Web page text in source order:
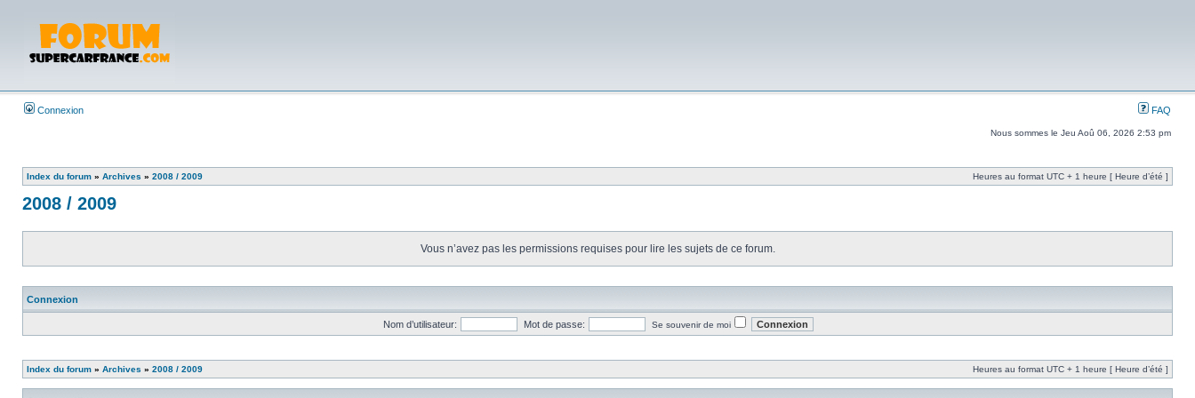
Connexion FAQ
Nous sommes le Jeu Aoû 06, 2026 2:53 pm
Index du forum » Archives » 2008 / 2009 Heures au format UTC + 1 heure [ Heure d’été ]
2008 / 2009
Vous n’avez pas les permissions requises pour lire les sujets de ce forum.
Connexion
Nom d’utilisateur: Mot de passe: Se souvenir de moi
Index du forum » Archives » 2008 / 2009 Heures au format UTC + 1 heure [ Heure d’été ]